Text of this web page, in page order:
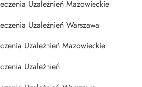
Uzależnień Mazowieckie
Uzależnień Warszawa
Uzależnień Mazowieckie
Uzależnień